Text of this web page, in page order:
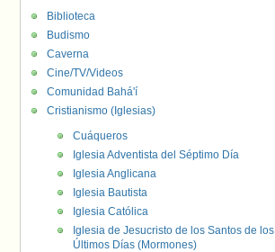
Biblioteca
Budismo
Caverna
Cine/TV/Videos
Comunidad Bahá'í
Cristianismo (Iglesias)
Cuáqueros
Iglesia Adventista del Séptimo Día
Iglesia Anglicana
Iglesia Bautista
Iglesia Católica
Iglesia de Jesucristo de los Santos de los
Últimos Días (Mormones)